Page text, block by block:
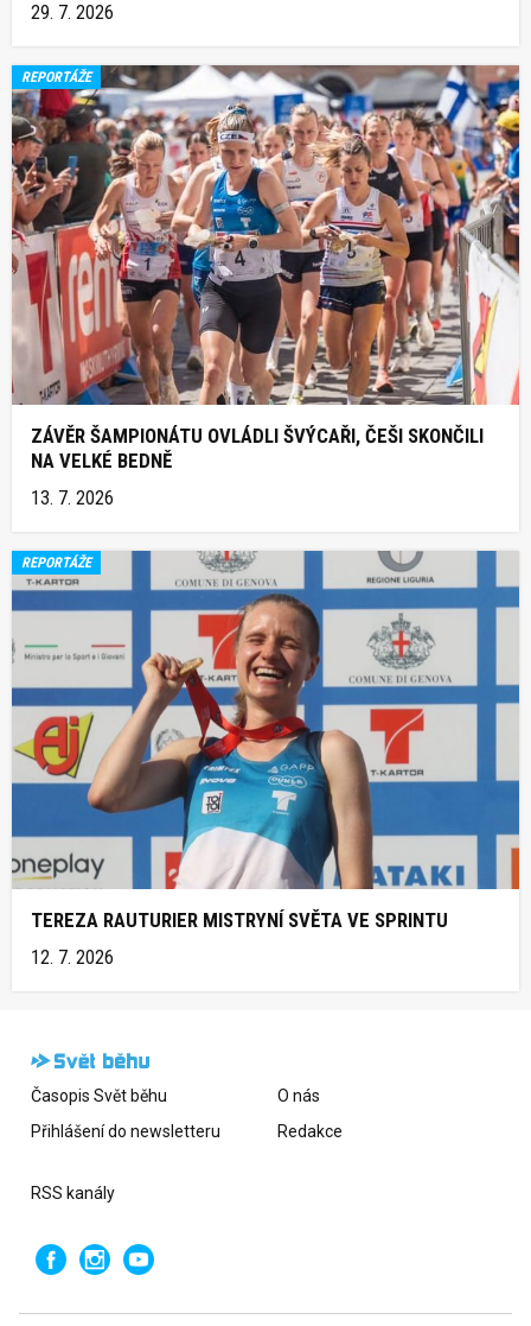
29. 7. 2026
REPORTÁŽE
ZÁVĚR ŠAMPIONÁTU OVLÁDLI ŠVÝCAŘI, ČEŠI SKONČILI
NA VELKÉ BEDNĚ
13. 7. 2026
REPORTÁŽE
TEREZA RAUTURIER MISTRYNÍ SVĚTA VE SPRINTU
12. 7. 2026
Časopis Svět běhu
Přihlášení do newsletteru
O nás
Redakce
RSS kanály